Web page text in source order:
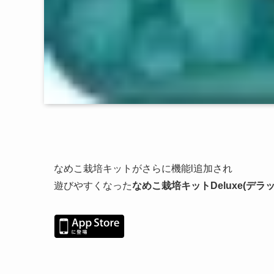
なめこ栽培キットがさらに機能l追加され
遊びやすくなったなめこ栽培キットDeluxe(デラ